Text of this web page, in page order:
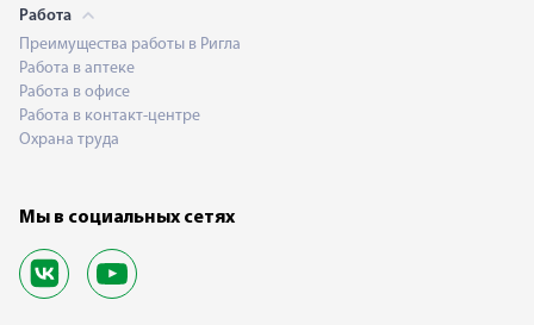
Работа
Преимущества работы в Ригла
Работа в аптеке
Работа в офисе
Работа в контакт-центре
Охрана труда
Мы в социальных сетях